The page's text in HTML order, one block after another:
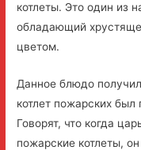
котлеты. Это один из
обладающий
цветом.
Данное блюдо
котлет пожарских
Говорят, что когда
пожарские котлеты,